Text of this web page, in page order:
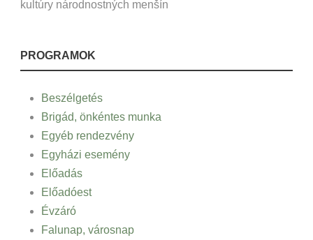
kultúry národnostných menšín
PROGRAMOK
Beszélgetés
Brigád, önkéntes munka
Egyéb rendezvény
Egyházi esemény
Előadás
Előadóest
Évzáró
Falunap, városnap